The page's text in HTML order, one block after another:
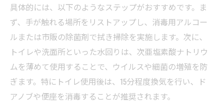
ウイルス対策に効く家庭内清掃の工夫
こまめな掃除が感染リスクを下げる理由
家庭内で実践できる除菌とウイルス対策方法
ハウスクリーニングで手軽にできる除菌法
家庭でのウイルス対策と掃除のポイント
除菌効果が高いハウスクリーニングの進め
具体的には、以下のようなステップがおすすめです。ま
ず、手が触れる場所をリストアップし、消毒用アルコー
ルまたは市販の除菌剤で拭き掃除を実施します。次に、
トイレや洗面所といった水回りは、次亜塩素酸ナトリウ
ムを薄めて使用することで、ウイルスや細菌の増殖を防
ぎます。特にトイレ使用後は、15分程度換気を行い、ド
アノブや便座を消毒することが推奨されます。